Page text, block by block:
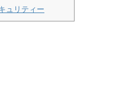
ュリティー